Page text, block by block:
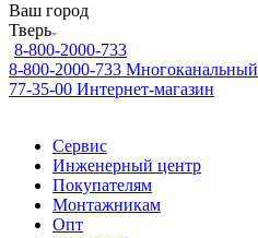
Ваш город
Тверь
8-800-2000-733
8-800-2000-733 Многоканальный
77-35-00 Интернет-магазин
Сервис
Инженерный центр
Покупателям
Монтажникам
Опт